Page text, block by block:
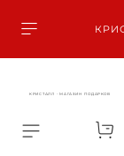
КРИСТАЛЛ - МАГАЗИН ПОДАРКОВ